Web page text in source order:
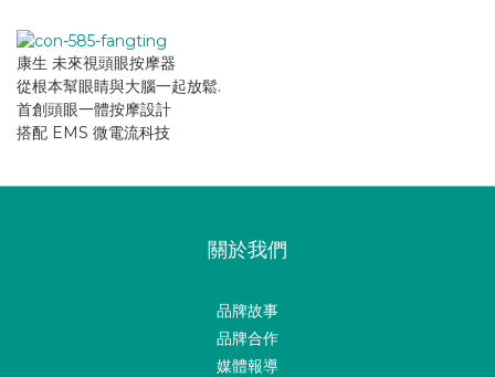
康生 未來視頭眼按摩器
從根本幫眼睛與大腦一起放鬆.
首創頭眼一體按摩設計
搭配 EMS 微電流科技
關於我們
品牌故事
品牌合作
媒體報導